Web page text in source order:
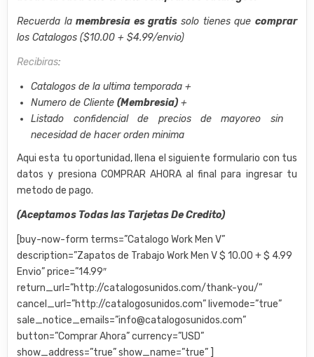
Recuerda lamembresia es gratis solo tienes que comprar
los Catalogos ($10.00 + $4.99/envio)
Recibiras:
Catalogos de la ultima temporada +
Numero de Cliente(Membresia) +
Listado confidencial de precios de mayoreo sin
necesidad de hacer orden minima
Aqui esta tu oportunidad, llena el siguiente formulario con tus
datos y presiona COMPRAR AHORA al final para ingresar tu
metodo de pago.
(Aceptamos Todas las Tarjetas De Credito)
[buy-now-form terms=”Catalogo Work Men V”
description=”Zapatos de Trabajo Work Men V $ 10.00 + $ 4.99
Envio” price=”14.99″
return_url=”http://catalogosunidos.com/thank-you/”
cancel_url=”http://catalogosunidos.com” livemode=”true”
sale_notice_emails=”info@catalogosunidos.com”
button=”Comprar Ahora” currency=”USD”
show_address=”true” show_name=”true” ]